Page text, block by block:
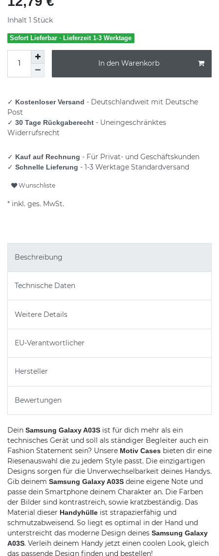
Inhalt 1 Stück
Sofort Lieferbar · Lieferzeit 1-3 Werktage
In den Warenkorb
✓ Kostenloser Versand - Deutschlandweit mit Deutsche
Post
✓ 30 Tage Rückgaberecht - Uneingeschränktes
Widerrufsrecht
✓ Kauf auf Rechnung - Für Privat- und Geschäftskunden
✓ Schnelle Lieferung - 1-3 Werktage Standardversand
Wunschliste
* inkl. ges. MwSt.
Beschreibung
Technische Daten
Weitere Details
EU-Verantwortlicher
Hersteller
Bewertungen
Dein Samsung Galaxy A03S ist für dich mehr als ein
technisches Gerät und soll als ständiger Begleiter auch ein
Fashion Statement sein? Unsere Motiv Cases bieten dir eine
Riesenauswahl die zu jedem Style passt. Die einzigartigen
Designs sorgen für die Unverwechselbarkeit deines Handys.
Gib deinem Samsung Galaxy A03S deine eigene Note und
passe dein Smartphone deinem Charakter an. Die Farben
der Bilder sind kontrastreich, sowie kratzbeständig. Das
Material dieser Handyhülle ist strapazierfähig und
schmutzabweisend. So liegt es optimal in der Hand und
unterstreicht das moderne Design deines Samsung Galaxy
A03S. Verleih deinem Handy jetzt einen coolen Look, gleich
das passende Design finden und bestellen!